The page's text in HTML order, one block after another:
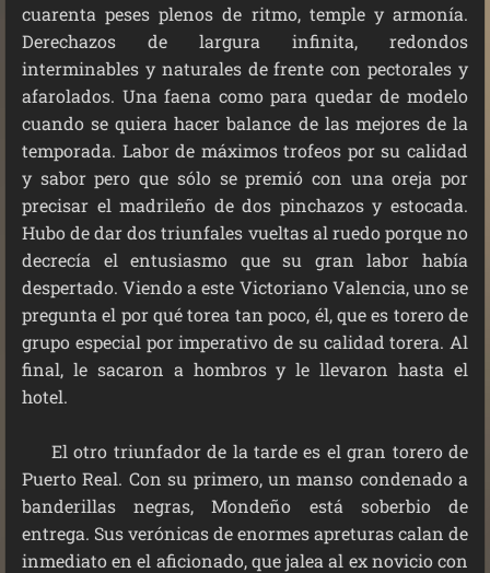
cuarenta peses plenos de ritmo, temple y armonía.
Derechazos de largura infinita, redondos
interminables y naturales de frente con pectorales y
afarolados. Una faena como para quedar de modelo
cuando se quiera hacer balance de las mejores de la
temporada. Labor de máximos trofeos por su calidad
y sabor pero que sólo se premió con una oreja por
precisar el madrileño de dos pinchazos y estocada.
Hubo de dar dos triunfales vueltas al ruedo porque no
decrecía el entusiasmo que su gran labor había
despertado. Viendo a este Victoriano Valencia, uno se
pregunta el por qué torea tan poco, él, que es torero de
grupo especial por imperativo de su calidad torera. Al
final, le sacaron a hombros y le llevaron hasta el
hotel.
El otro triunfador de la tarde es el gran torero de
Puerto Real. Con su primero, un manso condenado a
banderillas negras, Mondeño está soberbio de
entrega. Sus verónicas de enormes apreturas calan de
inmediato en el aficionado, que jalea al ex novicio con